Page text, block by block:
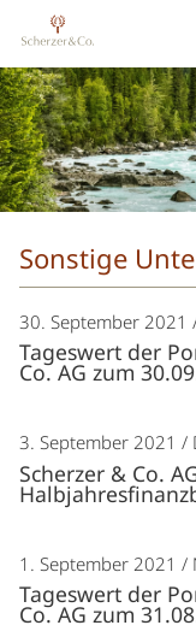
Sonstige
30. September 2021
Tageswert der
Co. AG zum
3. September 2021
Scherzer & Co.
1. September 2021
Tageswert der
Co. AG zum